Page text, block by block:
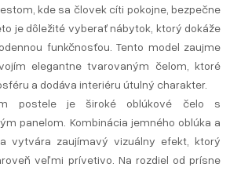
kde sa človek cíti pokojne, bezpečne
je dôležité vyberať nábytok, ktorý dokáže
funkčnosťou. Tento model zaujme
elegantne tvarovaným čelom, ktoré
a dodáva interiéru útulný charakter.
postele je široké oblúkové čelo s
panelom. Kombinácia jemného oblúka a
vytvára zaujímavý vizuálny efekt, ktorý
veľmi prívetivo. Na rozdiel od prísne